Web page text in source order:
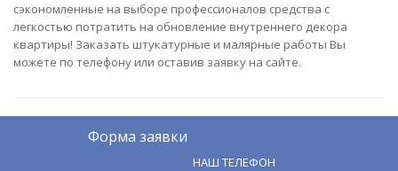
сэкономленные на выборе профессионалов средства с
легкостью потратить на обновление внутреннего декора
квартиры! Заказать штукатурные и малярные работы Вы
можете по телефону или оставив заявку на сайте.
Форма заявки
НАШ ТЕЛЕФОН